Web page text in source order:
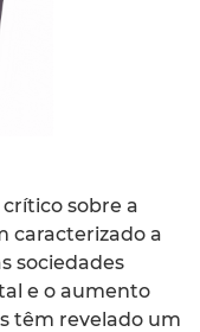
sobre a
caracterizado a
sociedades
e o aumento
têm revelado um